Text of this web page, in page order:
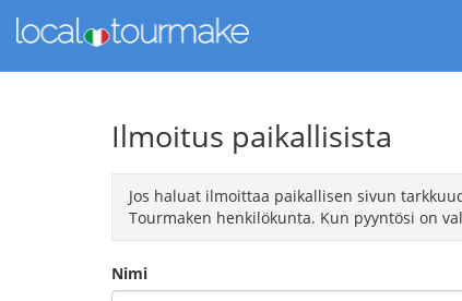
Ilmoitus paikallisista
Jos haluat ilmoittaa paikallisen sivun
Tourmaken henkilökunta. Kun pyyntösi on
Nimi